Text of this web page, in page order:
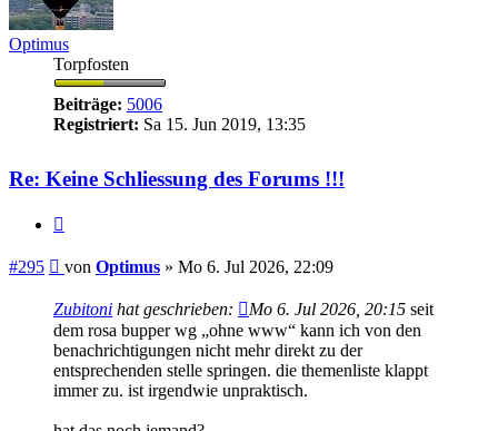
Optimus
Torpfosten
Beiträge: 5006
Registriert: Sa 15. Jun 2019, 13:35
Re: Keine Schliessung des Forums !!!
#295 Beitrag
von Optimus » Mo 6. Jul 2026, 22:09
Zubitoni hat geschrieben: Mo 6. Jul 2026, 20:15 seit
dem rosa bupper wg „ohne www“ kann ich von den
benachrichtigungen nicht mehr direkt zu der
entsprechenden stelle springen. die themenliste klappt
immer zu. ist irgendwie unpraktisch.